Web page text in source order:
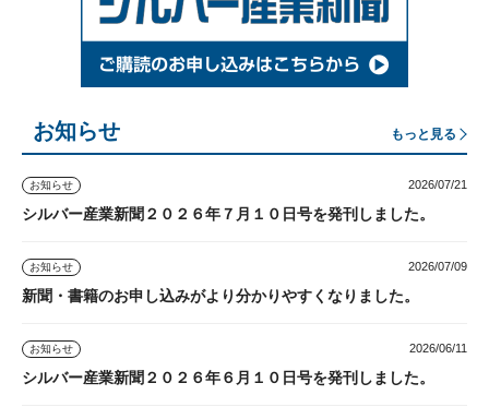
お知らせ もっと見る
お知らせ 2026/07/21
シルバー産業新聞２０２６年７月１０日号を発刊しました。
お知らせ 2026/07/09
新聞・書籍のお申し込みがより分かりやすくなりました。
お知らせ 2026/06/11
シルバー産業新聞２０２６年６月１０日号を発刊しました。